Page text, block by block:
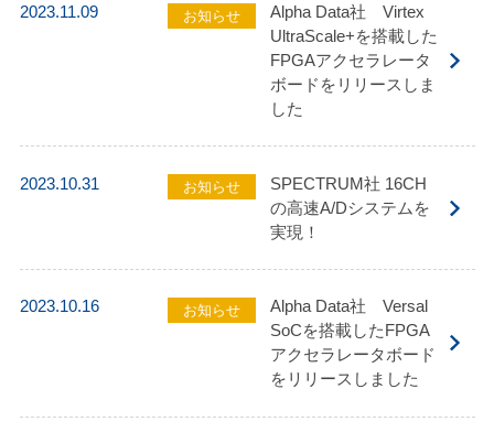
2023.11.09 お知らせ
Alpha Data社 Virtex
UltraScale+を搭載した
FPGAアクセラレータ
ボードをリリースしま
した
2023.10.31 お知らせ
SPECTRUM社 16CH
の高速A/Dシステムを
実現！
2023.10.16 お知らせ
Alpha Data社 Versal
SoCを搭載したFPGA
アクセラレータボード
をリリースしました